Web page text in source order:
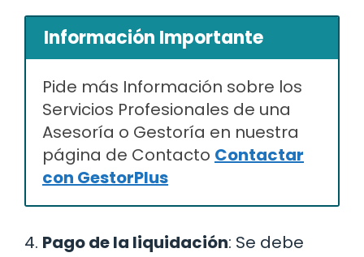
Información Importante
Pide más Información sobre los
Servicios Profesionales de una
Asesoría o Gestoría en nuestra
página de Contacto Contactar
con GestorPlus
4. Pago de la liquidación: Se debe